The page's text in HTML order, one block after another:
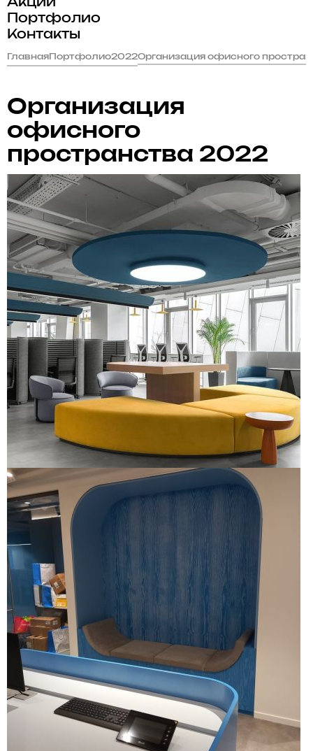
Акции
Портфолио
Контакты
ГлавнаяПортфолио2022Организация офисного
Организация
офисного
пространства 2022